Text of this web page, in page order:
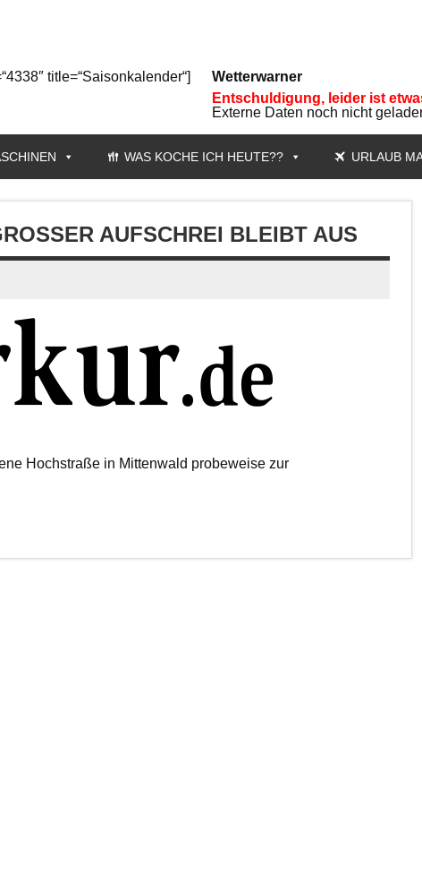
title=“Saisonkalender“]
Wetterwarner
Entschuldigung, leider ist
Externe Daten noch nicht
WAS KOCHE ICH HEUTE?? URLAUB
AUFSCHREI BLEIBT AUS
Hochstraße in Mittenwald probeweise zur